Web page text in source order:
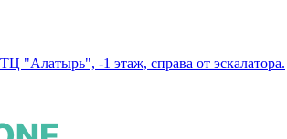
"Алатырь", -1 этаж, справа от эскалатора.